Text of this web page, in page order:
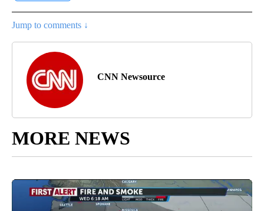
Jump to comments ↓
CNN Newsource
MORE NEWS